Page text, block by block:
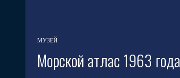
МУЗЕЙ
Морской атлас 1963 года